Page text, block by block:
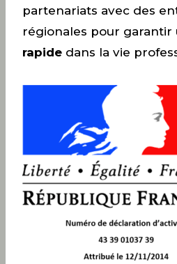
partenariats avec des
régionales pour garantir
rapide dans la vie